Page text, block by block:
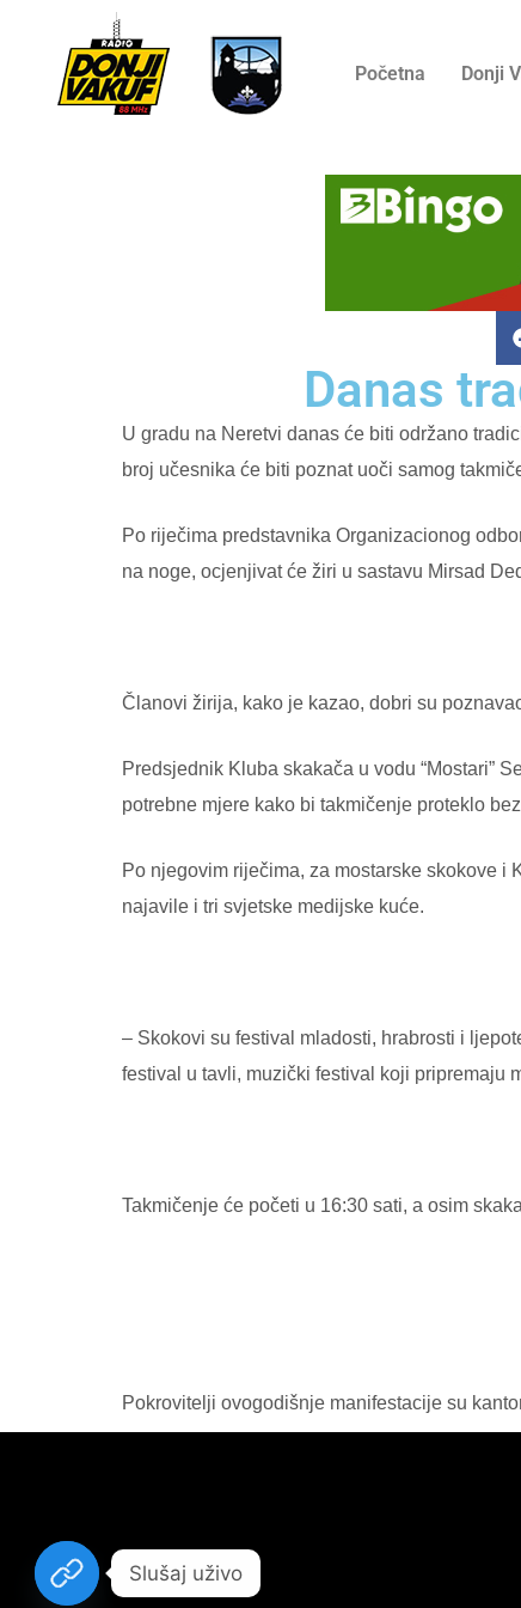
Početna Donji
Danas
U gradu na Neretvi danas će biti održano
broj učesnika će biti poznat uoči samog
Po riječima predstavnika Organizacionog
na noge, ocjenjivat će žiri u sastavu Mirsad
Članovi žirija, kako je kazao, dobri su
Predsjednik Kluba skakača u vodu “Mostari”
potrebne mjere kako bi takmičenje proteklo
Po njegovim riječima, za mostarske skokove
najavile i tri svjetske medijske kuće.
– Skokovi su festival mladosti, hrabrosti i
festival u tavli, muzički festival koji pripremaju
Takmičenje će početi u 16:30 sati, a osim
Pokrovitelji ovogodišnje manifestacije su
Slušaj uživo